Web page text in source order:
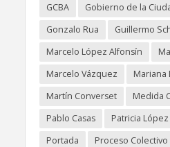
GCBA
Gobierno de la
Gonzalo Rua
Guillermo
Marcelo López Alfonsín
Marcelo Vázquez
Mariana
Martín Converset
Medida
Pablo Casas
Patricia
Portada
Proceso Colectivo